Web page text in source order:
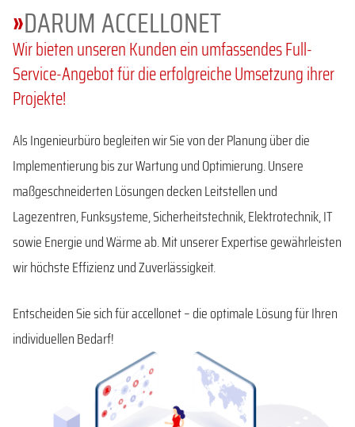
»DARUM ACCELLONET
Wir bieten unseren Kunden ein umfassendes Full-
Service-Angebot für die erfolgreiche Umsetzung ihrer
Projekte!
Als Ingenieurbüro begleiten wir Sie von der Planung über die
Implementierung bis zur Wartung und Optimierung. Unsere
maßgeschneiderten Lösungen decken Leitstellen und
Lagezentren, Funksysteme, Sicherheitstechnik, Elektrotechnik, IT
sowie Energie und Wärme ab. Mit unserer Expertise gewährleisten
wir höchste Effizienz und Zuverlässigkeit.
Entscheiden Sie sich für accellonet – die optimale Lösung für Ihren
individuellen Bedarf!